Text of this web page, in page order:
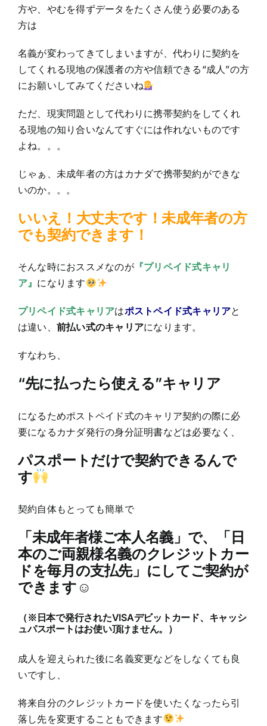
方や、やむを得ずデータをたくさん使う必要のある
方は
名義が変わってきてしまいますが、代わりに契約を
してくれる現地の保護者の方や信頼できる“成人”の方
にお願いしてみてくださいね
ただ、現実問題として代わりに携帯契約をしてくれ
る現地の知り合いなんてすぐには作れないものです
よね。。。
じゃぁ、未成年者の方はカナダで携帯契約ができな
いのか。。。
いいえ！大丈夫です！未成年者の方
でも契約できます！
そんな時におススメなのが『プリペイド式キャリ
ア』 になります
プリペイド式キャリアはポストペイド式キャリアと
は違い、 前払い式のキャリアになります。
すなわち、
“先に払ったら使える”キャリア
になるためポストペイド式のキャリア契約の際に必
要になるカナダ発行の身分証明書などは必要なく、
パスポートだけで契約できるんで
す
契約自体もとっても簡単で
「未成年者様ご本人名義」で、「日
本のご両親様名義のクレジットカー
ドを毎月の支払先」にしてご契約が
できます☺
（※日本で発行されたVISAデビットカード、キャッシ
ュパスポートはお使い頂けません。）
成人を迎えられた後に名義変更などをしなくても良
いですし、
将来自分のクレジットカードを使いたくなったら引
落し先を変更することもできます